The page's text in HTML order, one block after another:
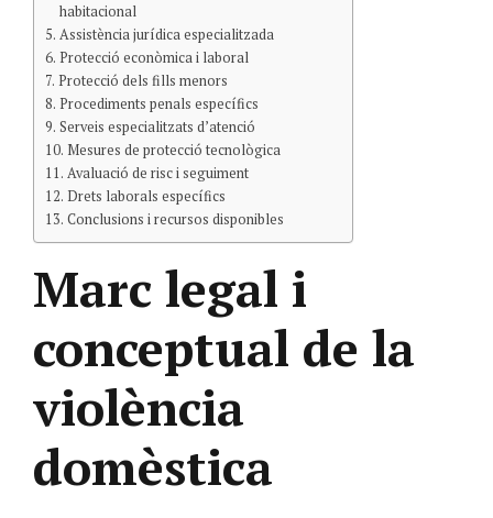
habitacional
Assistència jurídica especialitzada
Protecció econòmica i laboral
Protecció dels fills menors
Procediments penals específics
Serveis especialitzats d’atenció
Mesures de protecció tecnològica
Avaluació de risc i seguiment
Drets laborals específics
Conclusions i recursos disponibles
Marc legal i
conceptual de la
violència
domèstica